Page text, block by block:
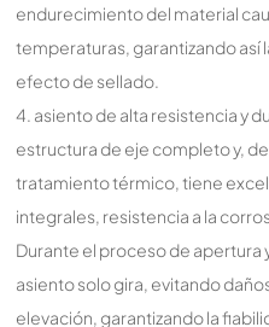
endurecimiento del material
temperaturas, garantizando así
efecto de sellado.
4. asiento de alta resistencia y
estructura de eje completo y,
tratamiento térmico, tiene
integrales, resistencia a la
Durante el proceso de apertura
asiento solo gira, evitando
elevación, garantizando la